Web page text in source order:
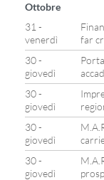
Ottobre
31 -
venerdì
far
30 -
giovedì
30 -
giovedì
30 -
giovedì
30 -
giovedì